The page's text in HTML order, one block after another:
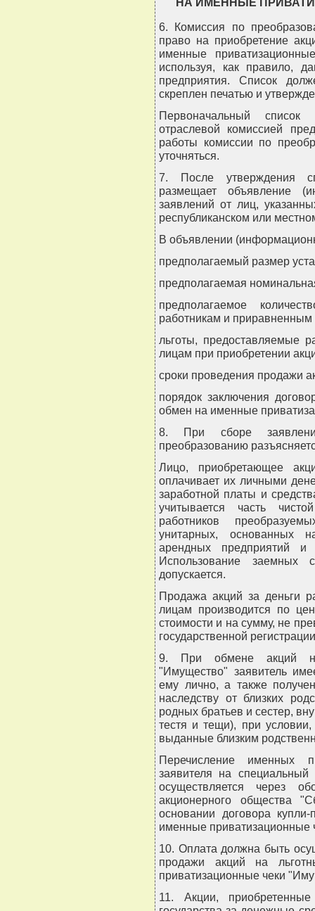
6. Комиссия по
право на приобретение
именные
используя, как правило,
предприятия. Список
скреплен печатью и
Первоначальный список
отраслевой комиссией
работы комиссии по
уточняться.
7. После утверждения
размещает объявление
заявлений от лиц,
республиканском или
В объявлении
предполагаемый размер
предполагаемая
предполагаемое
работникам и
льготы, предоставляемые
лицам при приобретении
сроки проведения продажи
порядок заключения
обмен на именные
8. При сборе
преобразованию
Лицо, приобретающее
оплачивает их личными
заработной платы и
учитывается часть
работников
унитарных, основанных
арендных предприятий и
Использование
допускается.
Продажа акций за деньги
лицам производится по
стоимости и на сумму, не
государственной
9. При обмене акций
"Имущество" заявитель
ему лично, а также
наследству от близких
родных братьев и сестер,
тестя и тещи), при условии,
выданные близким
Перечисление именных
заявителя на специальный
осуществляется через
акционерного общества
основании договора
именные приватизационные
10. Оплата должна быть
продажи акций на
приватизационные чеки
11. Акции,